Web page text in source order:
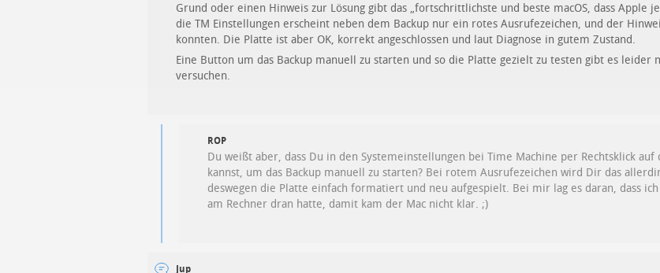
Grund oder einen Hinweis zur Lösung gibt das „fortschrittlichste und beste macOS, dass Apple
die TM Einstellungen erscheint neben dem Backup nur ein rotes Ausrufezeichen, und der
konnten. Die Platte ist aber OK, korrekt angeschlossen und laut Diagnose in gutem Zustand.
Eine Button um das Backup manuell zu starten und so die Platte gezielt zu testen gibt es leider
versuchen.
ROP
Du weißt aber, dass Du in den Systemeinstellungen bei Time Machine per Rechtsklick auf
kannst, um das Backup manuell zu starten? Bei rotem Ausrufezeichen wird Dir das
deswegen die Platte einfach formatiert und neu aufgespielt. Bei mir lag es daran, dass
am Rechner dran hatte, damit kam der Mac nicht klar. ;)
Jup